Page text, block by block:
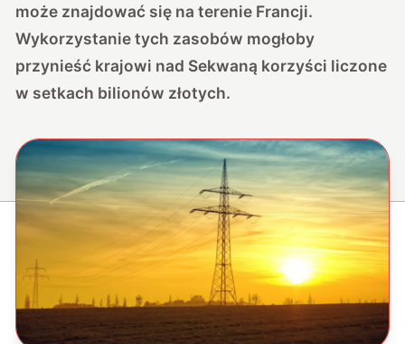
może znajdować się na terenie Francji.
Wykorzystanie tych zasobów mogłoby
przynieść krajowi nad Sekwaną korzyści liczone
w setkach bilionów złotych.